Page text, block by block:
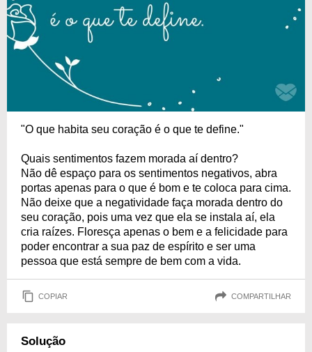
"O que habita seu coração é o que te define."
Quais sentimentos fazem morada aí dentro?
Não dê espaço para os sentimentos negativos, abra
portas apenas para o que é bom e te coloca para cima.
Não deixe que a negatividade faça morada dentro do
seu coração, pois uma vez que ela se instala aí, ela
cria raízes. Floresça apenas o bem e a felicidade para
poder encontrar a sua paz de espírito e ser uma
pessoa que está sempre de bem com a vida.
COPIAR COMPARTILHAR
Solução